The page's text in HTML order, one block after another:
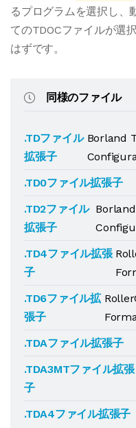
るプログラムを選択し、
てのTDOCファイルが選
はずです。
同様のファイル
.TDファイル
拡張子
Borland
.TD0ファイル拡張子
.TD2ファイル
拡張子
.TD4ファイル拡張
子
.TD6ファイル拡
張子
.TDAファイル拡張子
.TDA3MTファイル拡張
子
.TDA4ファイル拡張子